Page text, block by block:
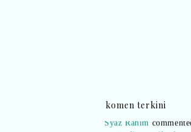
komen terkini
Syaz Rahim
“Menarik sungguh